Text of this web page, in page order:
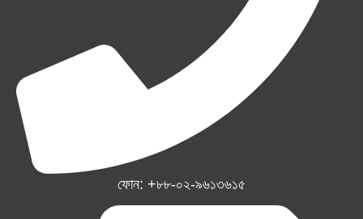
ফোন: +৮৮-০২-৯৬১৩৬১৫